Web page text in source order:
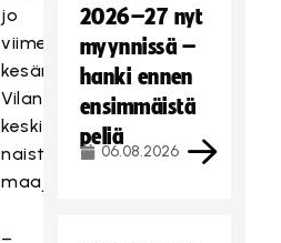
jo
viime
kesänä
Vilanderin
keskittyessä
naisten
maajoukkueeseen.
–
2026–27 nyt
myynnissä –
hanki ennen
ensimmäistä
peliä
06.08.2026